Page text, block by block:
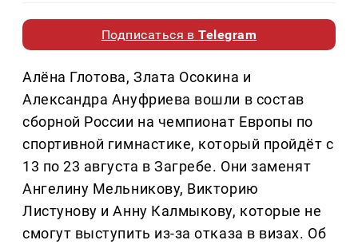
Подписаться вTelegram
Алёна Глотова, Злата Осокина и
Александра Ануфриева вошли в состав
сборной России на чемпионат Европы по
спортивной гимнастике, который пройдёт с
13 по 23 августа в Загребе. Они заменят
Ангелину Мельникову, Викторию
Листунову и Анну Калмыкову, которые не
смогут выступить из-за отказа в визах. Об